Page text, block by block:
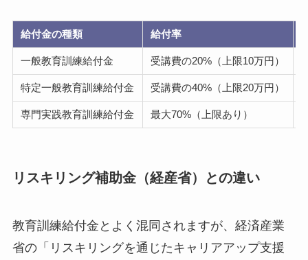
給付金の種類 給付率
一般教育訓練給付金 受講費の20%（上限10万円）
特定一般教育訓練給付金 受講費の40%（上限20万円）
専門実践教育訓練給付金 最大70%（上限あり）
リスキリング補助金（経産省）との違い
教育訓練給付金とよく混同されますが、経済産業
省の「リスキリングを通じたキャリアアップ支援